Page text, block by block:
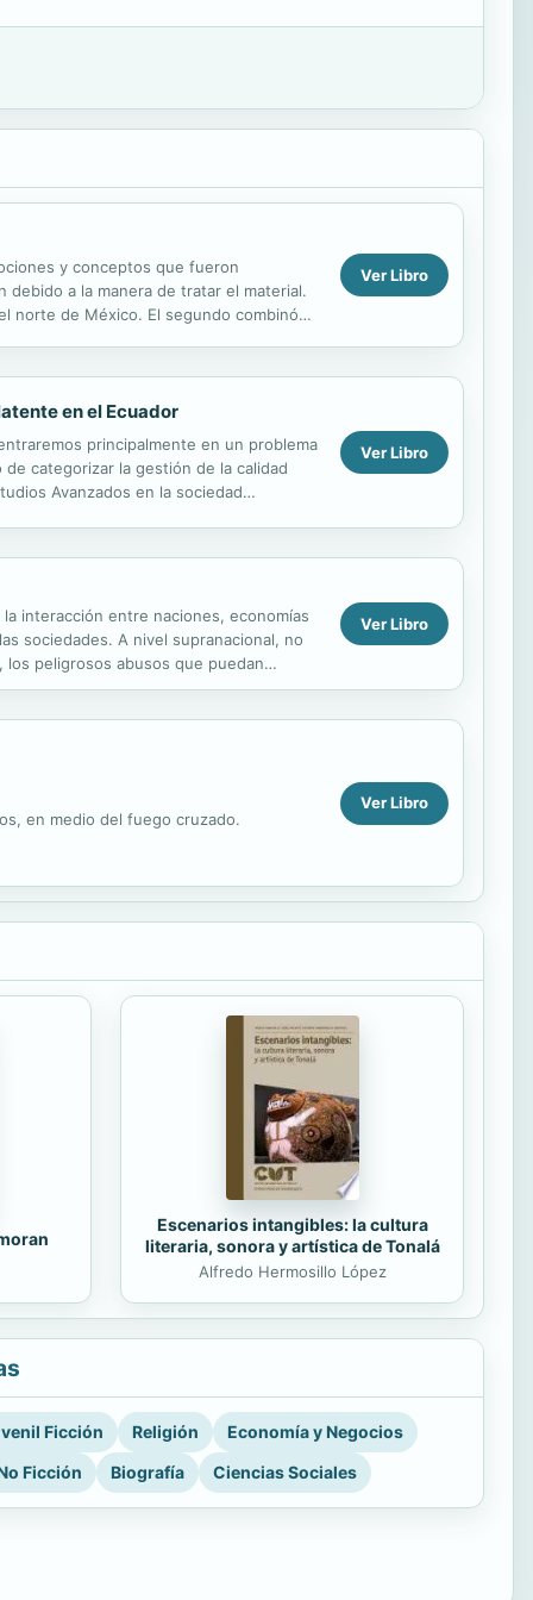
y conceptos que fueron
a la manera de tratar el material.
norte de México. El segundo combinó
Ver Libro
en el Ecuador
principalmente en un problema
categorizar la gestión de la calidad
Avanzados en la sociedad
Ver Libro
interacción entre naciones, economías
sociedades. A nivel supranacional, no
peligrosos abusos que puedan
...
Ver Libro
en medio del fuego cruzado.
Ver Libro
Escenarios intangibles: la cultura
literaria, sonora y artística de Tonalá
Alfredo Hermosillo López
Ficción Religión
Economía y Negocios
Ficción
Biografía Ciencias Sociales